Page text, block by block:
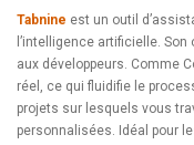
Tabnine est un outil
l’intelligence artificielle.
aux développeurs. Comme
réel, ce qui fluidifie le
projets sur lesquels vous
personnalisées. Idéal pour